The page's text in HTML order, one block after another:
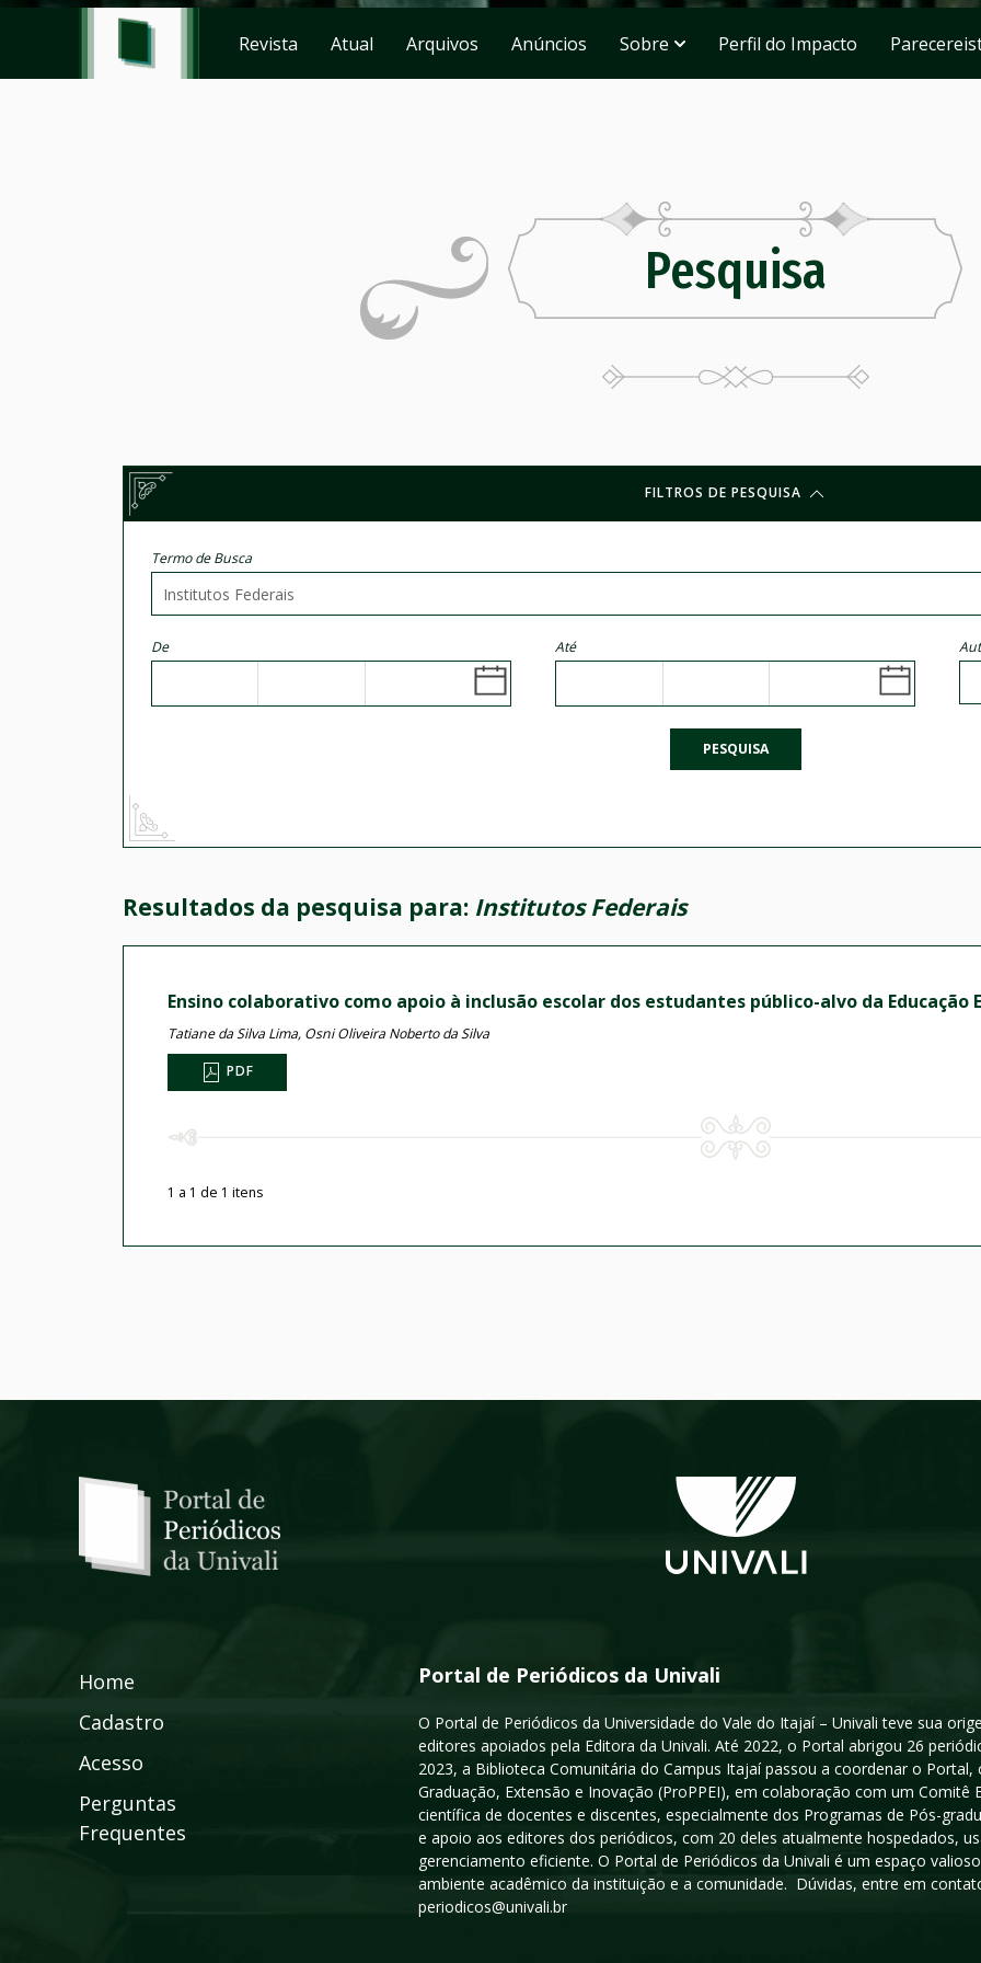
Revista Atual Arquivos Anúncios Sobre Perfil do Impacto
Pesquisa
FILTROS DE PESQUISA
Termo de Busca
De Até
PESQUISA
Resultados da pesquisa para: Institutos Federais
Ensino colaborativo como apoio à inclusão escolar dos estudantes público-alvo da
Tatiane da Silva Lima, Osni Oliveira Noberto da Silva
PDF
1 a 1 de 1 itens
Home
Cadastro
Acesso
Perguntas
Frequentes
Portal de Periódicos da Univali
O Portal de Periódicos da Universidade do Vale do Itajaí – Univali teve sua
editores apoiados pela Editora da Univali. Até 2022, o Portal abrigou 26
2023, a Biblioteca Comunitária do Campus Itajaí passou a coordenar o
Graduação, Extensão e Inovação (ProPPEI), em colaboração com um
científica de docentes e discentes, especialmente dos Programas de Pós-
e apoio aos editores dos periódicos, com 20 deles atualmente hospedados,
gerenciamento eficiente. O Portal de Periódicos da Univali é um espaço
ambiente acadêmico da instituição e a comunidade. Dúvidas, entre em
periodicos@univali.br